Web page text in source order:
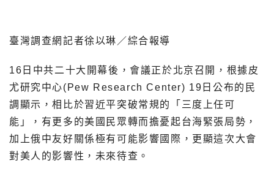
臺灣調查網記者徐以琳／綜合報導
16日中共二十大開幕後，會議正於北京召開，根據皮
尤研究中心(Pew Research Center) 19日公布的民
調顯示，相比於習近平突破常規的「三度上任可
能」，有更多的美國民眾轉而擔憂起台海緊張局勢，
加上俄中友好關係極有可能影響國際，更顯這次大會
對美人的影響性，未來待查。